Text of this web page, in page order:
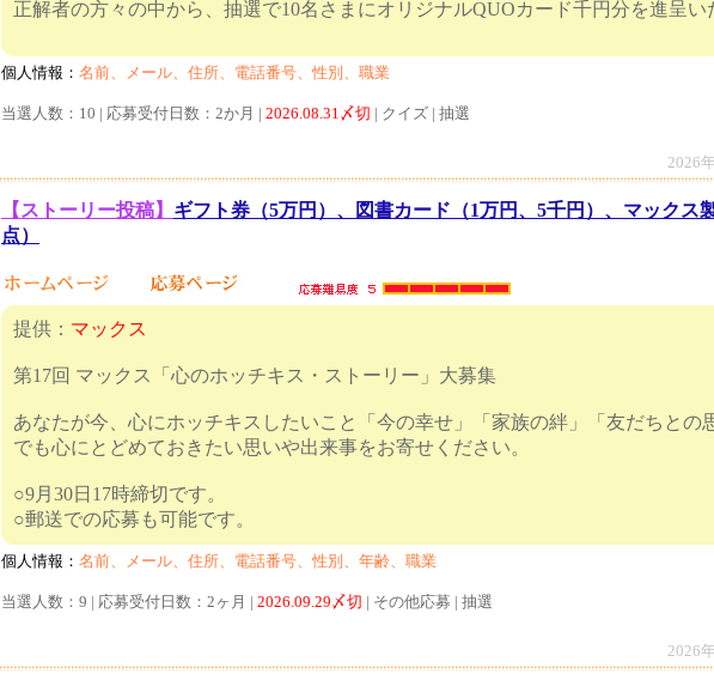
正解者の方々の中から、抽選で10名さまにオリジナルQUOカード千円分を進呈い
個人情報： 名前、メール、住所、電話番号、性別、職業
当選人数：10 | 応募受付日数：2か月 | 2026.08.31〆切 | クイズ | 抽選
2026
【ストーリー投稿】 ギフト券（5万円）、図書カード（1万円、5千円）、マックス
点）
提供： マックス
第17回 マックス「心のホッチキス・ストーリー」大募集
あなたが今、心にホッチキスしたいこと「今の幸せ」「家族の絆」「友だちとの
でも心にとどめておきたい思いや出来事をお寄せください。
○9月30日17時締切です。
○郵送での応募も可能です。
個人情報： 名前、メール、住所、電話番号、性別、年齢、職業
当選人数：9 | 応募受付日数：2ヶ月 | 2026.09.29〆切 | その他応募 | 抽選
2026